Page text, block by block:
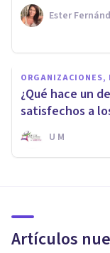
Ester
ORGANIZACIONES,
¿Qué hace un
satisfechos a
U M
Artículos